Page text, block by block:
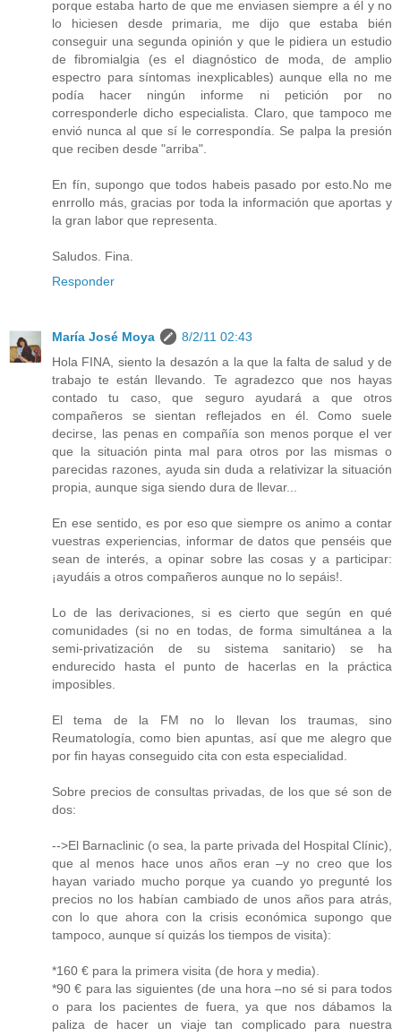
porque estaba harto de que me enviasen siempre a él y no
lo hiciesen desde primaria, me dijo que estaba bién
conseguir una segunda opinión y que le pidiera un estudio
de fibromialgia (es el diagnóstico de moda, de amplio
espectro para síntomas inexplicables) aunque ella no me
podía hacer ningún informe ni petición por no
corresponderle dicho especialista. Claro, que tampoco me
envió nunca al que sí le correspondía. Se palpa la presión
que reciben desde "arriba".
En fín, supongo que todos habeis pasado por esto.No me
enrrollo más, gracias por toda la información que aportas y
la gran labor que representa.
Saludos. Fina.
Responder
María José Moya
8/2/11 02:43
Hola FINA, siento la desazón a la que la falta de salud y de
trabajo te están llevando. Te agradezco que nos hayas
contado tu caso, que seguro ayudará a que otros
compañeros se sientan reflejados en él. Como suele
decirse, las penas en compañía son menos porque el ver
que la situación pinta mal para otros por las mismas o
parecidas razones, ayuda sin duda a relativizar la situación
propia, aunque siga siendo dura de llevar...
En ese sentido, es por eso que siempre os animo a contar
vuestras experiencias, informar de datos que penséis que
sean de interés, a opinar sobre las cosas y a participar:
¡ayudáis a otros compañeros aunque no lo sepáis!.
Lo de las derivaciones, si es cierto que según en qué
comunidades (si no en todas, de forma simultánea a la
semi-privatización de su sistema sanitario) se ha
endurecido hasta el punto de hacerlas en la práctica
imposibles.
El tema de la FM no lo llevan los traumas, sino
Reumatología, como bien apuntas, así que me alegro que
por fin hayas conseguido cita con esta especialidad.
Sobre precios de consultas privadas, de los que sé son de
dos:
-->El Barnaclinic (o sea, la parte privada del Hospital Clínic),
que al menos hace unos años eran –y no creo que los
hayan variado mucho porque ya cuando yo pregunté los
precios no los habían cambiado de unos años para atrás,
con lo que ahora con la crisis económica supongo que
tampoco, aunque sí quizás los tiempos de visita):
*160 € para la primera visita (de hora y media).
*90 € para las siguientes (de una hora –no sé si para todos
o para los pacientes de fuera, ya que nos dábamos la
paliza de hacer un viaje tan complicado para nuestra